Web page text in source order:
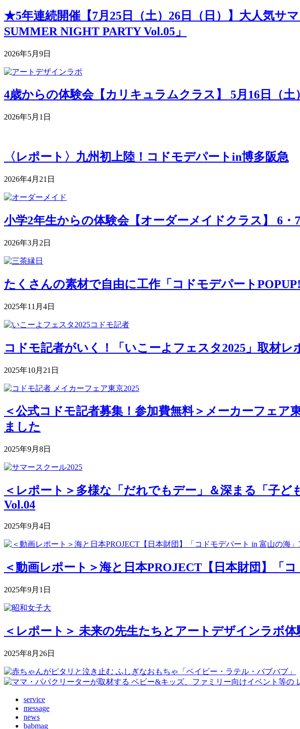
★5年連続開催【7月25日（土）26日（日）】大人気サ
SUMMER NIGHT PARTY Vol.05」
2026年5月9日
4歳からの体験会【カリキュラムクラス】 5月16日（土
2026年5月1日
〈レポート〉九州初上陸！コドモデパートin博多阪急
2026年4月21日
小学2年生からの体験会【オーダーメイドクラス】 6・
2026年3月2日
たくさんの素材で自由に工作「コドモデパート
2025年11月4日
コドモ記者がいく！「いこーよフェスタ2025」取材レ
2025年10月21日
＜公式コドモ記者募集！参加費無料＞メーカーフェア
ました
2025年9月8日
＜レポート＞多様な「だれでもデー」＆深まる「子
Vol.04
2025年9月4日
＜動画レポート＞海と日本PROJECT【日本財団】「
2025年9月1日
＜レポート＞ 未来の先生たちとアートデザインラボ
2025年8月26日
service
message
news
babmag